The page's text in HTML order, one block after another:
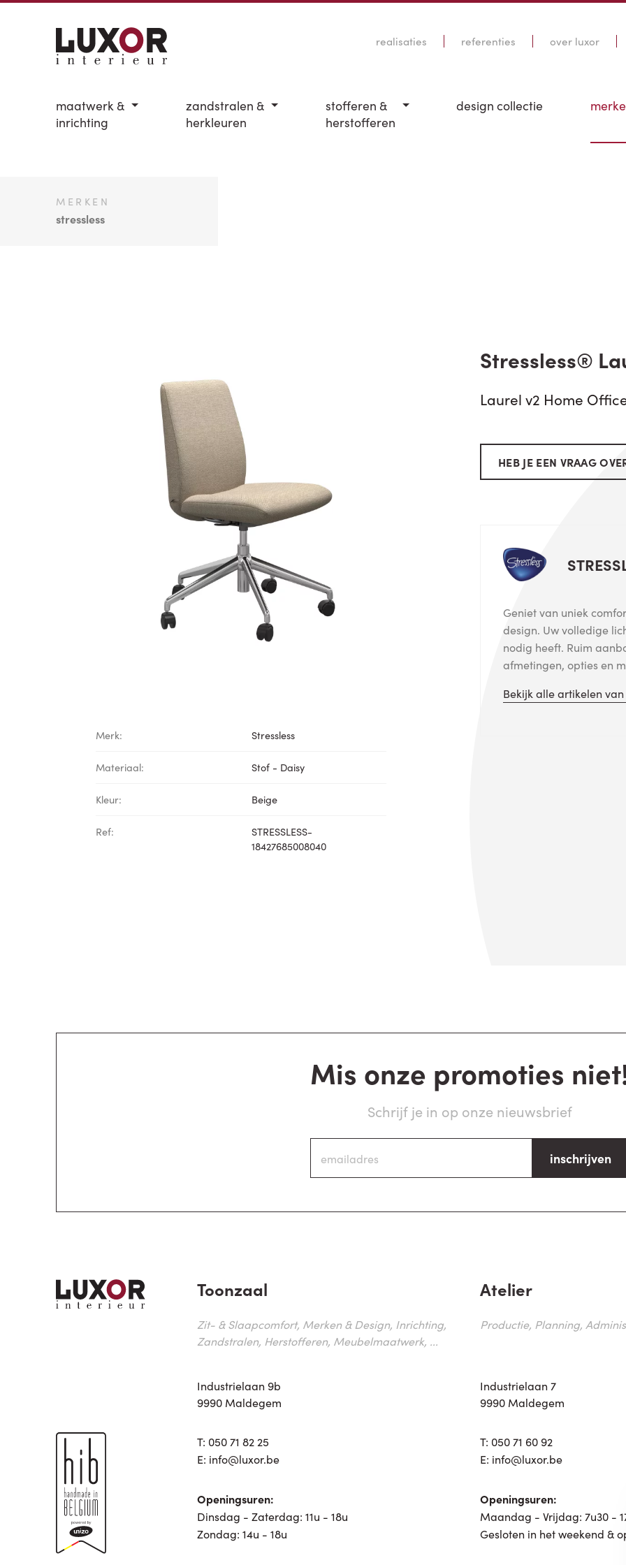
realisaties referenties over luxor
maatwerk &
inrichting
zandstralen &
herkleuren
stofferen &
herstofferen
design collectie
MERKEN
stressless
Merk: Stressless
Materiaal: Stof - Daisy
Kleur: Beige
Ref:
STRESSLESS-
18427685008040
Stressless®
Laurel v2 Home
HEB JE EEN VRAAG
Geniet van uniek
design. Uw volledige
nodig heeft. Ruim
afmetingen, opties en
Bekijk alle artikelen van
Mis onze promoties
Schrijf je in op onze nieuwsbrief
inschrijven
Toonzaal
Zit- & Slaapcomfort, Merken & Design, Inrichting,
Zandstralen, Herstofferen, Meubelmaatwerk, ...
Industrielaan 9b
9990 Maldegem
T: 050 71 82 25
E: info@luxor.be
Openingsuren:
Dinsdag - Zaterdag: 11u - 18u
Zondag: 14u - 18u
Atelier
Productie, Planning,
Industrielaan 7
9990 Maldegem
T: 050 71 60 92
E: info@luxor.be
Openingsuren:
Maandag - Vrijdag: 7u30 -
Gesloten in het weekend &